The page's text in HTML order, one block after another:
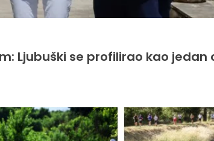
Ljubuški se profilirao kao jedan